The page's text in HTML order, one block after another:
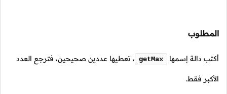
المطلوب
أكتب دالة إسمها getMax ، تعطيها عددين صحيحين، فترجع العدد
الأكبر فقط.